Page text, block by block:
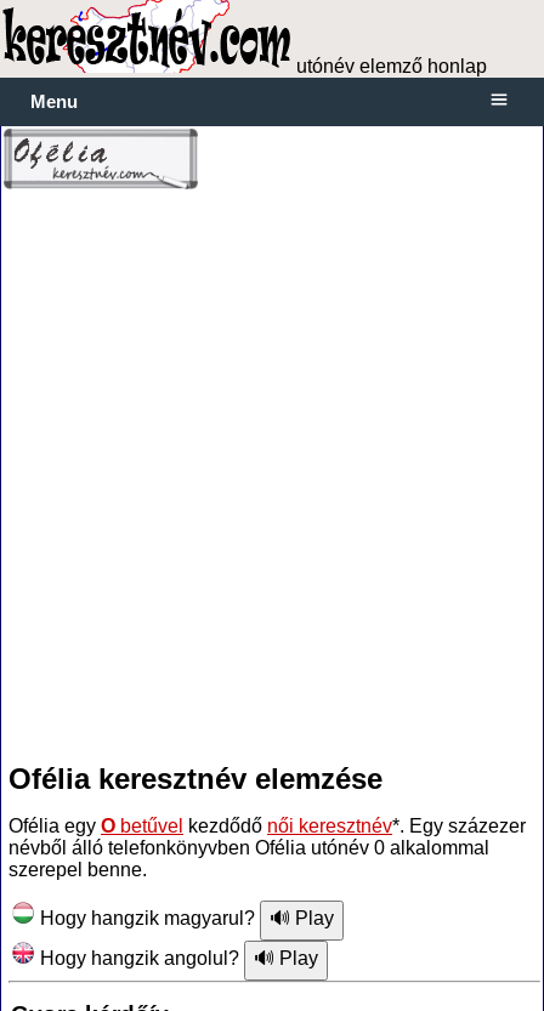
utónév elemző honlap
Menu
Ofélia keresztnév elemzése
Ofélia egy O betűvel kezdődő női keresztnév*. Egy százezer
névből álló telefonkönyvben Ofélia utónév 0 alkalommal
szerepel benne.
Hogy hangzik magyarul?
Hogy hangzik angolul?